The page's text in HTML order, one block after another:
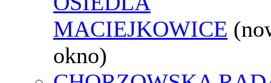
MACIEJKOWICE
okno)